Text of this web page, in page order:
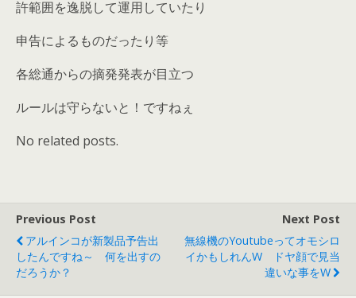
許範囲を逸脱して運用していたり
申告によるものだったり等
各総通からの摘発発表が目立つ
ルールは守らないと！ですねぇ
No related posts.
Previous Post
アルインコが新製品予告出
したんですね～ 何を出すの
だろうか？
Next Post
無線機のyoutubeってオモシロ
イかもしれんw ドヤ顔で見当
違いな事をw